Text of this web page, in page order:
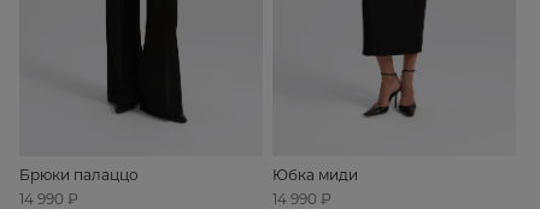
Брюки палаццо
14 990 ₽
Юбка миди
14 990 ₽